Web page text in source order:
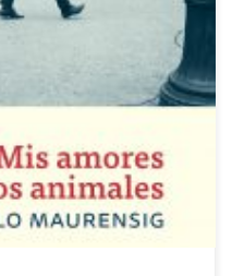
obras que hay que huir de
ni por los gatos ni por los
Sin ser tan tajante
Maurensig viene a decir un